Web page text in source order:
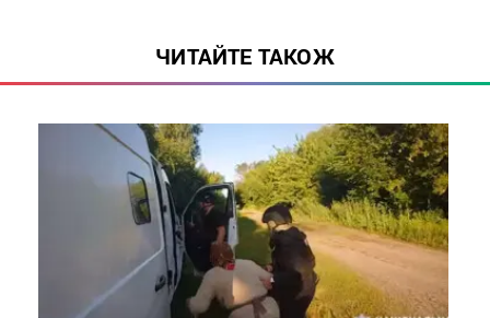
ЧИТАЙТЕ ТАКОЖ